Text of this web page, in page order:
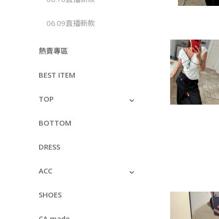
06.09直播新款
熱賣專區
BEST ITEM
TOP
BOTTOM
DRESS
ACC
SHOES